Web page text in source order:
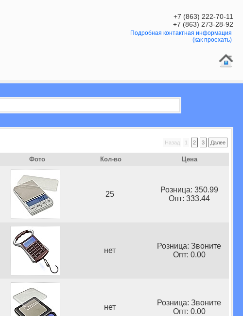
+7 (863) 222-70-11
+7 (863) 273-28-92
Подробная контактная информация
(как проехать)
Назад 1 2 3 Далее
Фото Кол-во Цена
25
Розница: 350.99
Опт: 333.44
нет
Розница: Звоните
Опт: 0.00
нет
Розница: Звоните
Опт: 0.00